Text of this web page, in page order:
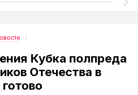
Кубка полпреда
Отечества в